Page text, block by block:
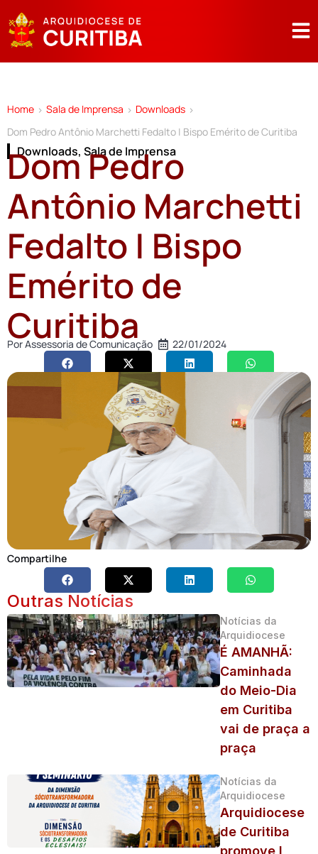
Home > Sala de Imprensa > Downloads >
Dom Pedro Antônio Marchetti Fedalto | Bispo Emérito de Curitiba
Downloads, Sala de Imprensa
Dom Pedro
Antônio Marchetti
Fedalto | Bispo
Emérito de
Curitiba
PorAssessoria de Comunicação 22/01/2024
Compartilhe
Outras Notícias
Notícias da
Arquidiocese
É AMANHÃ:
Caminhada
do Meio-Dia
em Curitiba
vai de praça a
praça
Notícias da
Arquidiocese
Arquidiocese
de Curitiba